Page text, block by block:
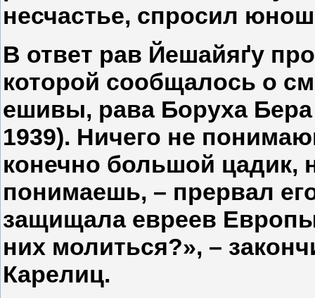
несчастье, спросил
В ответ рав Йешайяґу
которой сообщалось о
ешивы, рава Боруха
1939). Ничего не
конечно большой цадик,
понимаешь, – прервал
защищала евреев
них молиться?», –
Карелиц.